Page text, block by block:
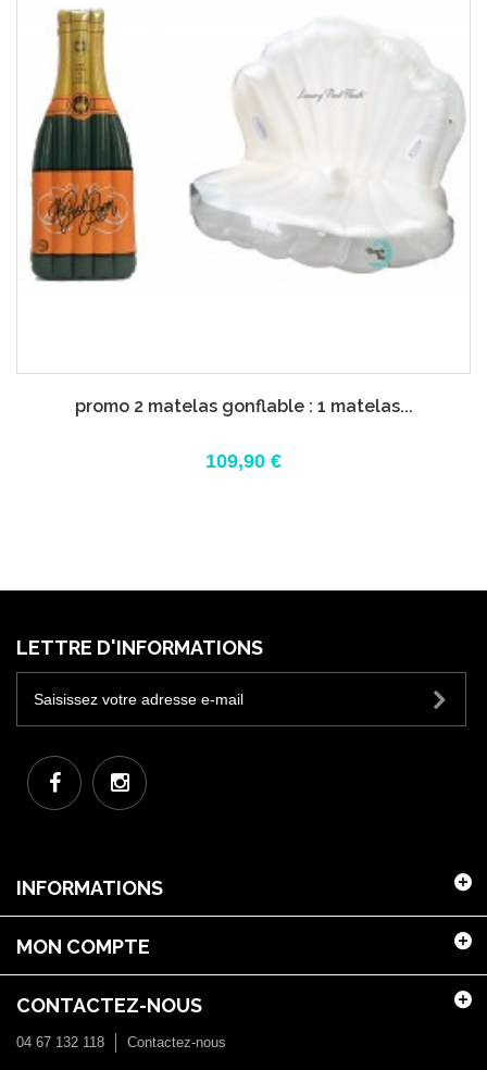
promo 2 matelas gonflable : 1 matelas...
109,90 €
LETTRE D'INFORMATIONS
INFORMATIONS
MON COMPTE
CONTACTEZ-NOUS
04 67 132 118 Contactez-nous